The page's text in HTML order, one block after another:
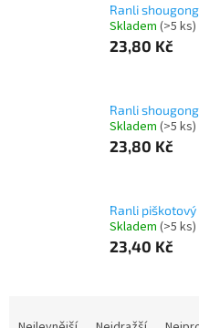
Ranli
Skladem (>5 ks)
23,80 Kč
Ranli
Skladem (>5 ks)
23,80 Kč
Ranli
Skladem (>5 ks)
23,40 Kč